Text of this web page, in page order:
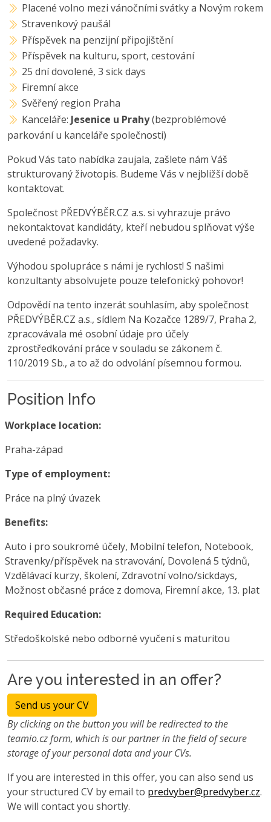
Placené volno mezi vánočními svátky a Novým rokem
Stravenkový paušál
Příspěvek na penzijní připojištění
Příspěvek na kulturu, sport, cestování
25 dní dovolené, 3 sick days
Firemní akce
Svěřený region Praha
Kanceláře: Jesenice u Prahy(bezproblémové
parkování u kanceláře společnosti)
Pokud Vás tato nabídka zaujala, zašlete nám Váš
strukturovaný životopis. Budeme Vás v nejbližší době
kontaktovat.
Společnost PŘEDVÝBĚR.CZ a.s. si vyhrazuje právo
nekontaktovat kandidáty, kteří nebudou splňovat výše
uvedené požadavky.
Výhodou spolupráce s námi je rychlost! S našimi
konzultanty absolvujete pouze telefonický pohovor!
Odpovědí na tento inzerát souhlasím, aby společnost
PŘEDVÝBĚR.CZ a.s., sídlem Na Kozačce 1289/7, Praha 2,
zpracovávala mé osobní údaje pro účely
zprostředkování práce v souladu se zákonem č.
110/2019 Sb., a to až do odvolání písemnou formou.
Position Info
Workplace location:
Praha-západ
Type of employment:
Práce na plný úvazek
Benefits:
Auto i pro soukromé účely, Mobilní telefon, Notebook,
Stravenky/příspěvek na stravování, Dovolená 5 týdnů,
Vzdělávací kurzy, školení, Zdravotní volno/sickdays,
Možnost občasné práce z domova, Firemní akce, 13. plat
Required Education:
Středoškolské nebo odborné vyučení s maturitou
Are you interested in an offer?
Send us your CV
By clicking on the button you will be redirected to the
teamio.cz form, which is our partner in the field of secure
storage of your personal data and your CVs.
If you are interested in this offer, you can also send us
your structured CV by email to predvyber@predvyber.cz.
We will contact you shortly.